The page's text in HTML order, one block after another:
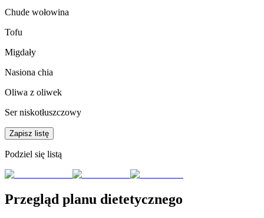
Chude wołowina
Tofu
Migdały
Nasiona chia
Oliwa z oliwek
Ser niskotłuszczowy
Zapisz listę
Podziel się listą
Przegląd planu dietetycznego